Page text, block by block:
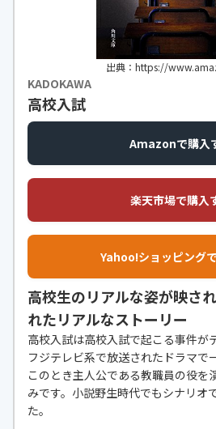
出典：https://
KADOKAWA
高校入試
Amazonで購入
楽天市場で購入
Yahoo!ショッピング
高校生のリアルな姿が映さ
れたリアルなストーリー
高校入試は高校入試で起こる事件が
フジテレビ系で放送されたドラマで
このとき主人公である教職員の役を
みです。小説野生時代でもシナリオ
た。